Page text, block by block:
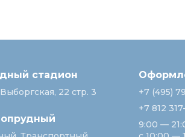
стадион
22 стр. 3
+7 (495)
+7 812
9:00 —